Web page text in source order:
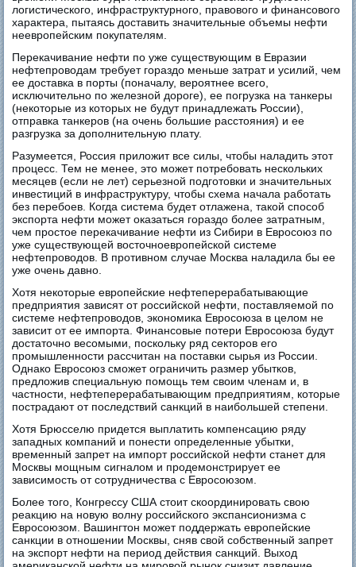
логистического, инфраструктурного, правового и финансового
характера, пытаясь доставить значительные объемы нефти
неевропейским покупателям.
Перекачивание нефти по уже существующим в Евразии
нефтепроводам требует гораздо меньше затрат и усилий, чем
ее доставка в порты (поначалу, вероятнее всего,
исключительно по железной дороге), ее погрузка на танкеры
(некоторые из которых не будут принадлежать России),
отправка танкеров (на очень большие расстояния) и ее
разгрузка за дополнительную плату.
Разумеется, Россия приложит все силы, чтобы наладить этот
процесс. Тем не менее, это может потребовать нескольких
месяцев (если не лет) серьезной подготовки и значительных
инвестиций в инфраструктуру, чтобы схема начала работать
без перебоев. Когда система будет отлажена, такой способ
экспорта нефти может оказаться гораздо более затратным,
чем простое перекачивание нефти из Сибири в Евросоюз по
уже существующей восточноевропейской системе
нефтепроводов. В противном случае Москва наладила бы ее
уже очень давно.
Хотя некоторые европейские нефтеперерабатывающие
предприятия зависят от российской нефти, поставляемой по
системе нефтепроводов, экономика Евросоюза в целом не
зависит от ее импорта. Финансовые потери Евросоюза будут
достаточно весомыми, поскольку ряд секторов его
промышленности рассчитан на поставки сырья из России.
Однако Евросоюз сможет ограничить размер убытков,
предложив специальную помощь тем своим членам и, в
частности, нефтеперерабатывающим предприятиям, которые
пострадают от последствий санкций в наибольшей степени.
Хотя Брюсселю придется выплатить компенсацию ряду
западных компаний и понести определенные убытки,
временный запрет на импорт российской нефти станет для
Москвы мощным сигналом и продемонстрирует ее
зависимость от сотрудничества с Евросоюзом.
Более того, Конгрессу США стоит скоординировать свою
реакцию на новую волну российского экспансионизма с
Евросоюзом. Вашингтон может поддержать европейские
санкции в отношении Москвы, сняв свой собственный запрет
на экспорт нефти на период действия санкций. Выход